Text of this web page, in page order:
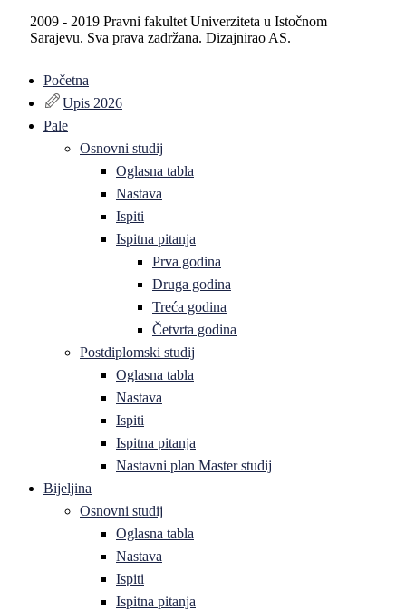
2009 - 2019 Pravni fakultet Univerziteta u Istočnom
Sarajevu. Sva prava zadržana. Dizajnirao AS.
Početna
Upis 2026
Pale
Osnovni studij
Oglasna tabla
Nastava
Ispiti
Ispitna pitanja
Prva godina
Druga godina
Treća godina
Četvrta godina
Postdiplomski studij
Oglasna tabla
Nastava
Ispiti
Ispitna pitanja
Nastavni plan Master studij
Bijeljina
Osnovni studij
Oglasna tabla
Nastava
Ispiti
Ispitna pitanja